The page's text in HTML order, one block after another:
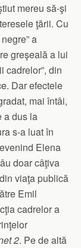
mereu să-şi
ţării. Cu
a
greşeală a lui
cadrelor”, din
Dar efectele
mai întâi,
a dus la
s-a luat în
Elena
doar câţiva
viaţa publică
Emil
cadrelor a
2. Pe de altă